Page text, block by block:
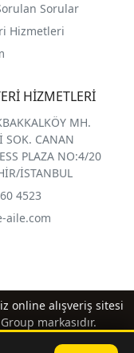
Sorular
Hizmetleri
HİZMETLERİ
MH.
SOK. CANAN
PLAZA NO:4/20
İSTANBUL
4523
aile.com
online alışveriş sitesi
markasıdır.